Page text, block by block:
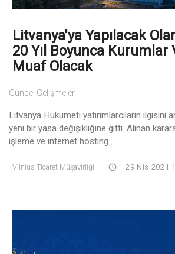
Litvanya'ya Yapılacak
20 Yıl Boyunca Kurumlar
Muaf Olacak
Güncel Gelişmeler
Litvanya Hükümeti yatırımlarcıların ilgisini
yeni bir yasa değişikliğine gitti. Alınan
işleme ve internet hosting ...
Vilnius Ticaret Müşavirliği 29 Nis 2021